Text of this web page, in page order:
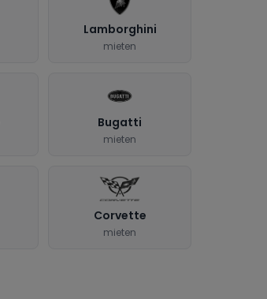
Lamborghini
mieten
Bugatti
mieten
Corvette
mieten